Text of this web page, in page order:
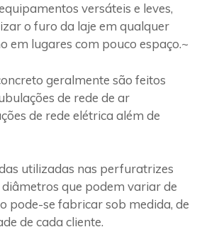
versáteis e leves,
o furo da laje em qualquer
em lugares com pouco espaço.~
geralmente são feitos
de rede de ar
de rede elétrica além de
utilizadas nas perfuratrizes
que podem variar de
pode-se fabricar sob medida, de
de cada cliente.